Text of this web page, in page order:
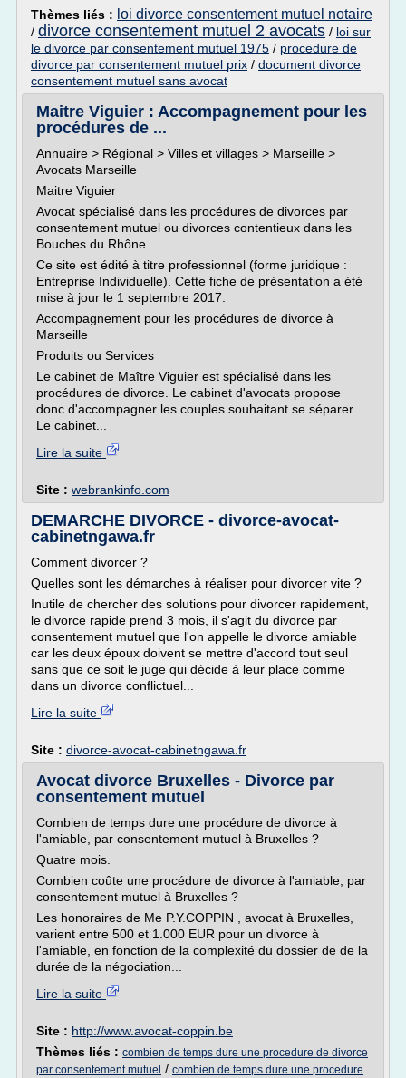
Thèmes liés : loi divorce consentement mutuel notaire
/ divorce consentement mutuel 2 avocats / loi sur
le divorce par consentement mutuel 1975 / procedure de
divorce par consentement mutuel prix / document divorce
consentement mutuel sans avocat
Maitre Viguier : Accompagnement pour les
procédures de ...
Annuaire > Régional > Villes et villages > Marseille >
Avocats Marseille
Maitre Viguier
Avocat spécialisé dans les procédures de divorces par
consentement mutuel ou divorces contentieux dans les
Bouches du Rhône.
Ce site est édité à titre professionnel (forme juridique :
Entreprise Individuelle). Cette fiche de présentation a été
mise à jour le 1 septembre 2017.
Accompagnement pour les procédures de divorce à
Marseille
Produits ou Services
Le cabinet de Maître Viguier est spécialisé dans les
procédures de divorce. Le cabinet d'avocats propose
donc d'accompagner les couples souhaitant se séparer.
Le cabinet...
Lire la suite
Site : webrankinfo.com
DEMARCHE DIVORCE - divorce-avocat-
cabinetngawa.fr
Comment divorcer ?
Quelles sont les démarches à réaliser pour divorcer vite ?
Inutile de chercher des solutions pour divorcer rapidement,
le divorce rapide prend 3 mois, il s'agit du divorce par
consentement mutuel que l'on appelle le divorce amiable
car les deux époux doivent se mettre d'accord tout seul
sans que ce soit le juge qui décide à leur place comme
dans un divorce conflictuel...
Lire la suite
Site : divorce-avocat-cabinetngawa.fr
Avocat divorce Bruxelles - Divorce par
consentement mutuel
Combien de temps dure une procédure de divorce à
l'amiable, par consentement mutuel à Bruxelles ?
Quatre mois.
Combien coûte une procédure de divorce à l'amiable, par
consentement mutuel à Bruxelles ?
Les honoraires de Me P.Y.COPPIN , avocat à Bruxelles,
varient entre 500 et 1.000 EUR pour un divorce à
l'amiable, en fonction de la complexité du dossier de de la
durée de la négociation...
Lire la suite
Site : http://www.avocat-coppin.be
Thèmes liés : combien de temps dure une procedure de divorce
par consentement mutuel / combien de temps dure une procedure